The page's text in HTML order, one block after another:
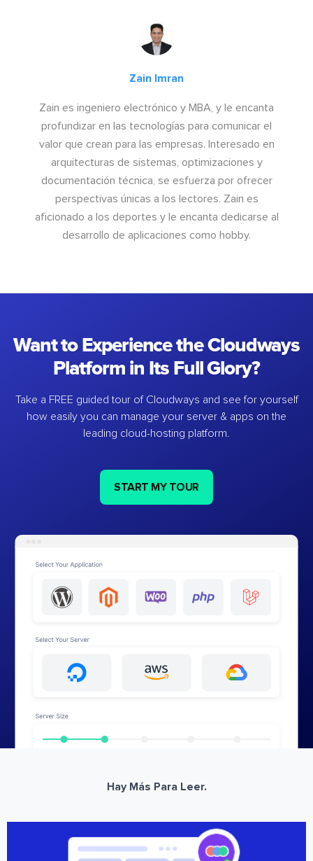
Zain Imran
Zain es ingeniero electrónico y MBA, y le encanta
profundizar en las tecnologías para comunicar el
valor que crean para las empresas. Interesado en
arquitecturas de sistemas, optimizaciones y
documentación técnica, se esfuerza por ofrecer
perspectivas únicas a los lectores. Zain es
aficionado a los deportes y le encanta dedicarse al
desarrollo de aplicaciones como hobby.
Want to Experience the Cloudways
Platform in Its Full Glory?
Take a FREE guided tour of Cloudways and see for yourself
how easily you can manage your server & apps on the
leading cloud-hosting platform.
START MY TOUR
Hay Más Para Leer.